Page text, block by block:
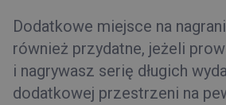
Dodatkowe miejsce na
również przydatne, jeżeli
i nagrywasz serię długich
dodatkowej przestrzeni na